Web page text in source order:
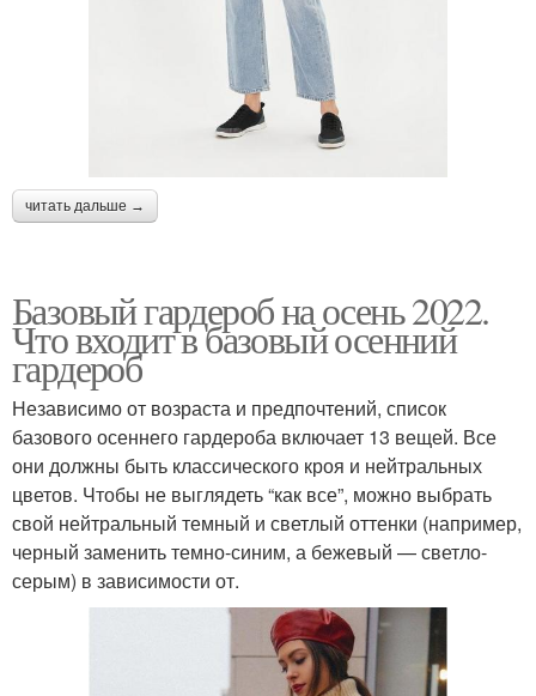
читать дальше →
Базовый гардероб на осень 2022.
Что входит в базовый осенний
гардероб
Независимо от возраста и предпочтений, список
базового осеннего гардероба включает 13 вещей. Все
они должны быть классического кроя и нейтральных
цветов. Чтобы не выглядеть “как все”, можно выбрать
свой нейтральный темный и светлый оттенки (например,
черный заменить темно-синим, а бежевый — светло-
серым) в зависимости от.